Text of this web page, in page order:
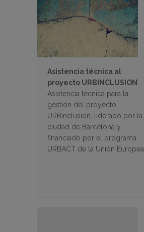
comarca
Asistencia técnica al
proyecto URBINCLUSION
Asistencia técnica para la
gestión del proyecto
URBinclusion, liderado por la
ciudad de Barcelona y
financiado por el programa
URBACT de la Unión Europea